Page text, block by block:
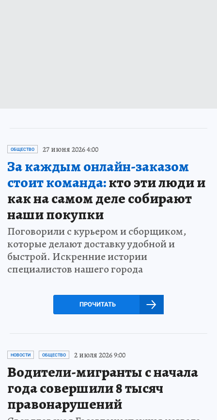
ОБЩЕСТВО 27 июня 2026 4:00
За каждым онлайн-заказом
стоит команда:кто эти люди и
как на самом деле собирают
наши покупки
Поговорили с курьером и сборщиком,
которые делают доставку удобной и
быстрой. Искренние истории
специалистов нашего города
ПРОЧИТАТЬ
НОВОСТИ ОБЩЕСТВО 2 июля 2026 9:00
Водители-мигранты с начала
года совершили 8 тысяч
правонарушений